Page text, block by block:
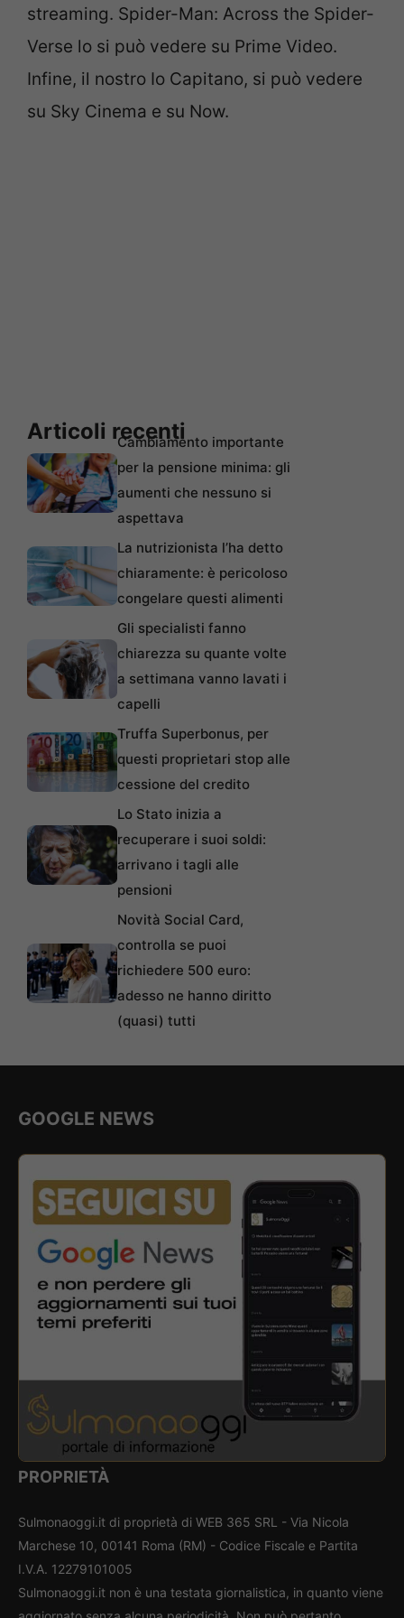
streaming. Spider-Man: Across the Spider-
Verse lo si può vedere su Prime Video.
Infine, il nostro Io Capitano, si può vedere
su Sky Cinema e su Now.
Articoli recentiCambiamento importante
per la pensione minima: gli
aumenti che nessuno si
aspettava
La nutrizionista l’ha detto
chiaramente: è pericoloso
congelare questi alimenti
Gli specialisti fanno
chiarezza su quante volte
a settimana vanno lavati i
capelli
Truffa Superbonus, per
questi proprietari stop alle
cessione del credito
Lo Stato inizia a
recuperare i suoi soldi:
arrivano i tagli alle
pensioni
Novità Social Card,
controlla se puoi
richiedere 500 euro:
adesso ne hanno diritto
(quasi) tutti
GOOGLE NEWS
PROPRIETÀ
Sulmonaoggi.it di proprietà di WEB 365 SRL - Via Nicola
Marchese 10, 00141 Roma (RM) - Codice Fiscale e Partita
I.V.A. 12279101005
Sulmonaoggi.it non è una testata giornalistica, in quanto viene